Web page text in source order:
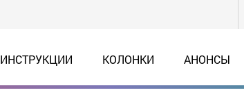
ИНСТРУКЦИИ КОЛОНКИ АНОНСЫ